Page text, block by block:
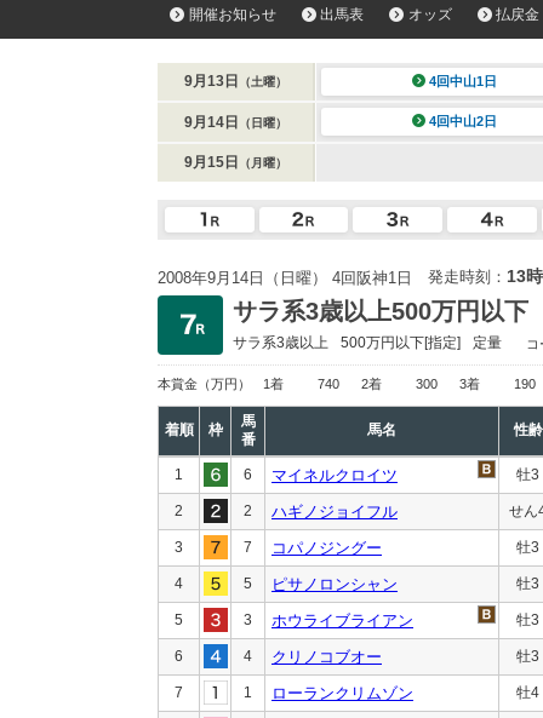
開催お知らせ 出馬表 オッズ 払戻金
9月13日 （土曜） 4回中山1日
9月14日 （日曜） 4回中山2日
9月15日 （月曜）
2008年9月14日（日曜） 4回阪神1日 発走時刻： 13
サラ系3歳以上500万円以下
サラ系3歳以上 500万円以下[指定] 定量
本賞金 （万円） 1着 740 2着 300 3着 190
着順 枠
馬
番
馬名 性齢
1 6 マイネルクロイツ 牡3
2 2 ハギノジョイフル せん
3 7 コパノジングー 牡3
4 5 ピサノロンシャン 牡3
5 3 ホウライブライアン 牡3
6 4 クリノコブオー 牡3
7 1 ローランクリムゾン 牡4